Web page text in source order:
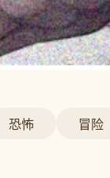
恐怖 冒险